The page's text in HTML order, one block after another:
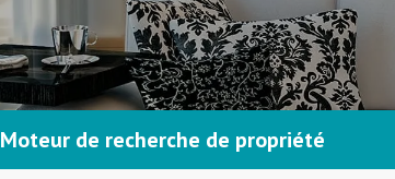
Moteur de recherche de propriété